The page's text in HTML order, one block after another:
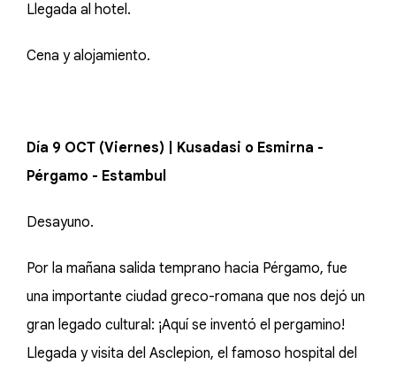
Llegada al hotel.
Cena y alojamiento.
Día 9 OCT (Viernes) | Kusadasi o Esmirna -
Pérgamo - Estambul
Desayuno.
Por la mañana salida temprano hacia Pérgamo, fue
una importante ciudad greco-romana que nos dejó un
gran legado cultural: ¡Aquí se inventó el pergamino!
Llegada y visita del Asclepion, el famoso hospital del